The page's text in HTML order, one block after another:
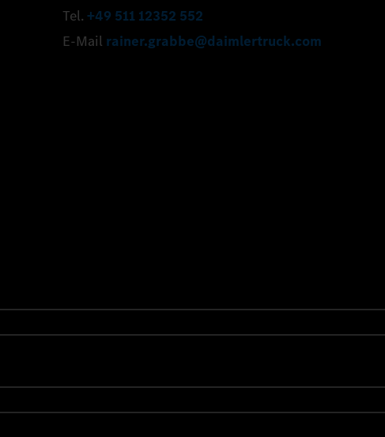
Tel. +49 511 12352 552
E-Mail rainer.grabbe@daimlertruck.com